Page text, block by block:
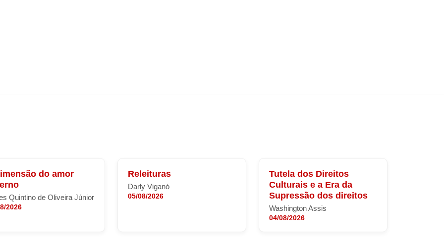
do amor
Quintino de Oliveira Júnior
2026
Releituras
Darly Viganó
05/08/2026
Tutela dos Direitos
Culturais e a Era da
Supressão dos direitos
Washington Assis
04/08/2026